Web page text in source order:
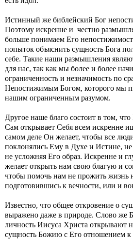
Истинный же библейский Бог
Поэтому искренне и честно
больше понимаем Его
попыток объяснить сущность Бога
себе. Такие наши размышления
для нас, так как мы более и более
ограниченность и незначимость по
Непостижимым Богом, которого мы
нашим ограниченным разумом.
Другое наше благо состоит в том,
Сам открывает Себя всем искренне
самом деле Он желает, чтобы все
поклонялись Ему в Духе и Истине,
не усложняя Его образ. Искренне и
желает открыть нам свою благую и
чтобы помочь нам не прожить жизнь
подготовившись к вечности, или и
Известно, что общее откровение о
выражено даже в природе. Слово же
личность Иисуса Христа открывают
сущность Божию с Его отношением к